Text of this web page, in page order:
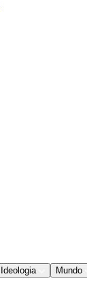
Ideologia Mundo